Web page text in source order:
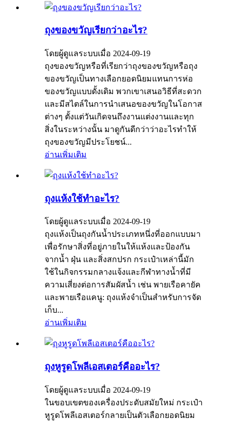
ถุงของขวัญเรียกว่าอะไร?
โดยผู้ดูแลระบบเมื่อ 2024-09-19
ถุงของขวัญหรือที่เรียกว่าถุงของขวัญหรือถุง
ของขวัญเป็นทางเลือกยอดนิยมแทนการห่อ
ของขวัญแบบดั้งเดิม พวกเขาเสนอวิธีที่สะดวก
และมีสไตล์ในการนำเสนอของขวัญในโอกาส
ต่างๆ ตั้งแต่วันเกิดจนถึงงานแต่งงานและทุก
สิ่งในระหว่างนั้น มาดูกันดีกว่าว่าอะไรทำให้
ถุงของขวัญมีประโยชน์...
อ่านเพิ่มเติม
ถุงแห้งใช้ทำอะไร?
โดยผู้ดูแลระบบเมื่อ 2024-09-19
ถุงแห้งเป็นถุงกันน้ำประเภทหนึ่งที่ออกแบบมา
เพื่อรักษาสิ่งที่อยู่ภายในให้แห้งและป้องกัน
จากน้ำ ฝุ่น และสิ่งสกปรก กระเป๋าเหล่านี้มัก
ใช้ในกิจกรรมกลางแจ้งและกีฬาทางน้ำที่มี
ความเสี่ยงต่อการสัมผัสน้ำ เช่น พายเรือคายัค
และพายเรือแคนู: ถุงแห้งจำเป็นสำหรับการจัด
เก็บ...
อ่านเพิ่มเติม
ถุงหูรูดโพลีเอสเตอร์คืออะไร?
โดยผู้ดูแลระบบเมื่อ 2024-09-19
ในขอบเขตของเครื่องประดับสมัยใหม่ กระเป๋า
หูรูดโพลีเอสเตอร์กลายเป็นตัวเลือกยอดนิยม